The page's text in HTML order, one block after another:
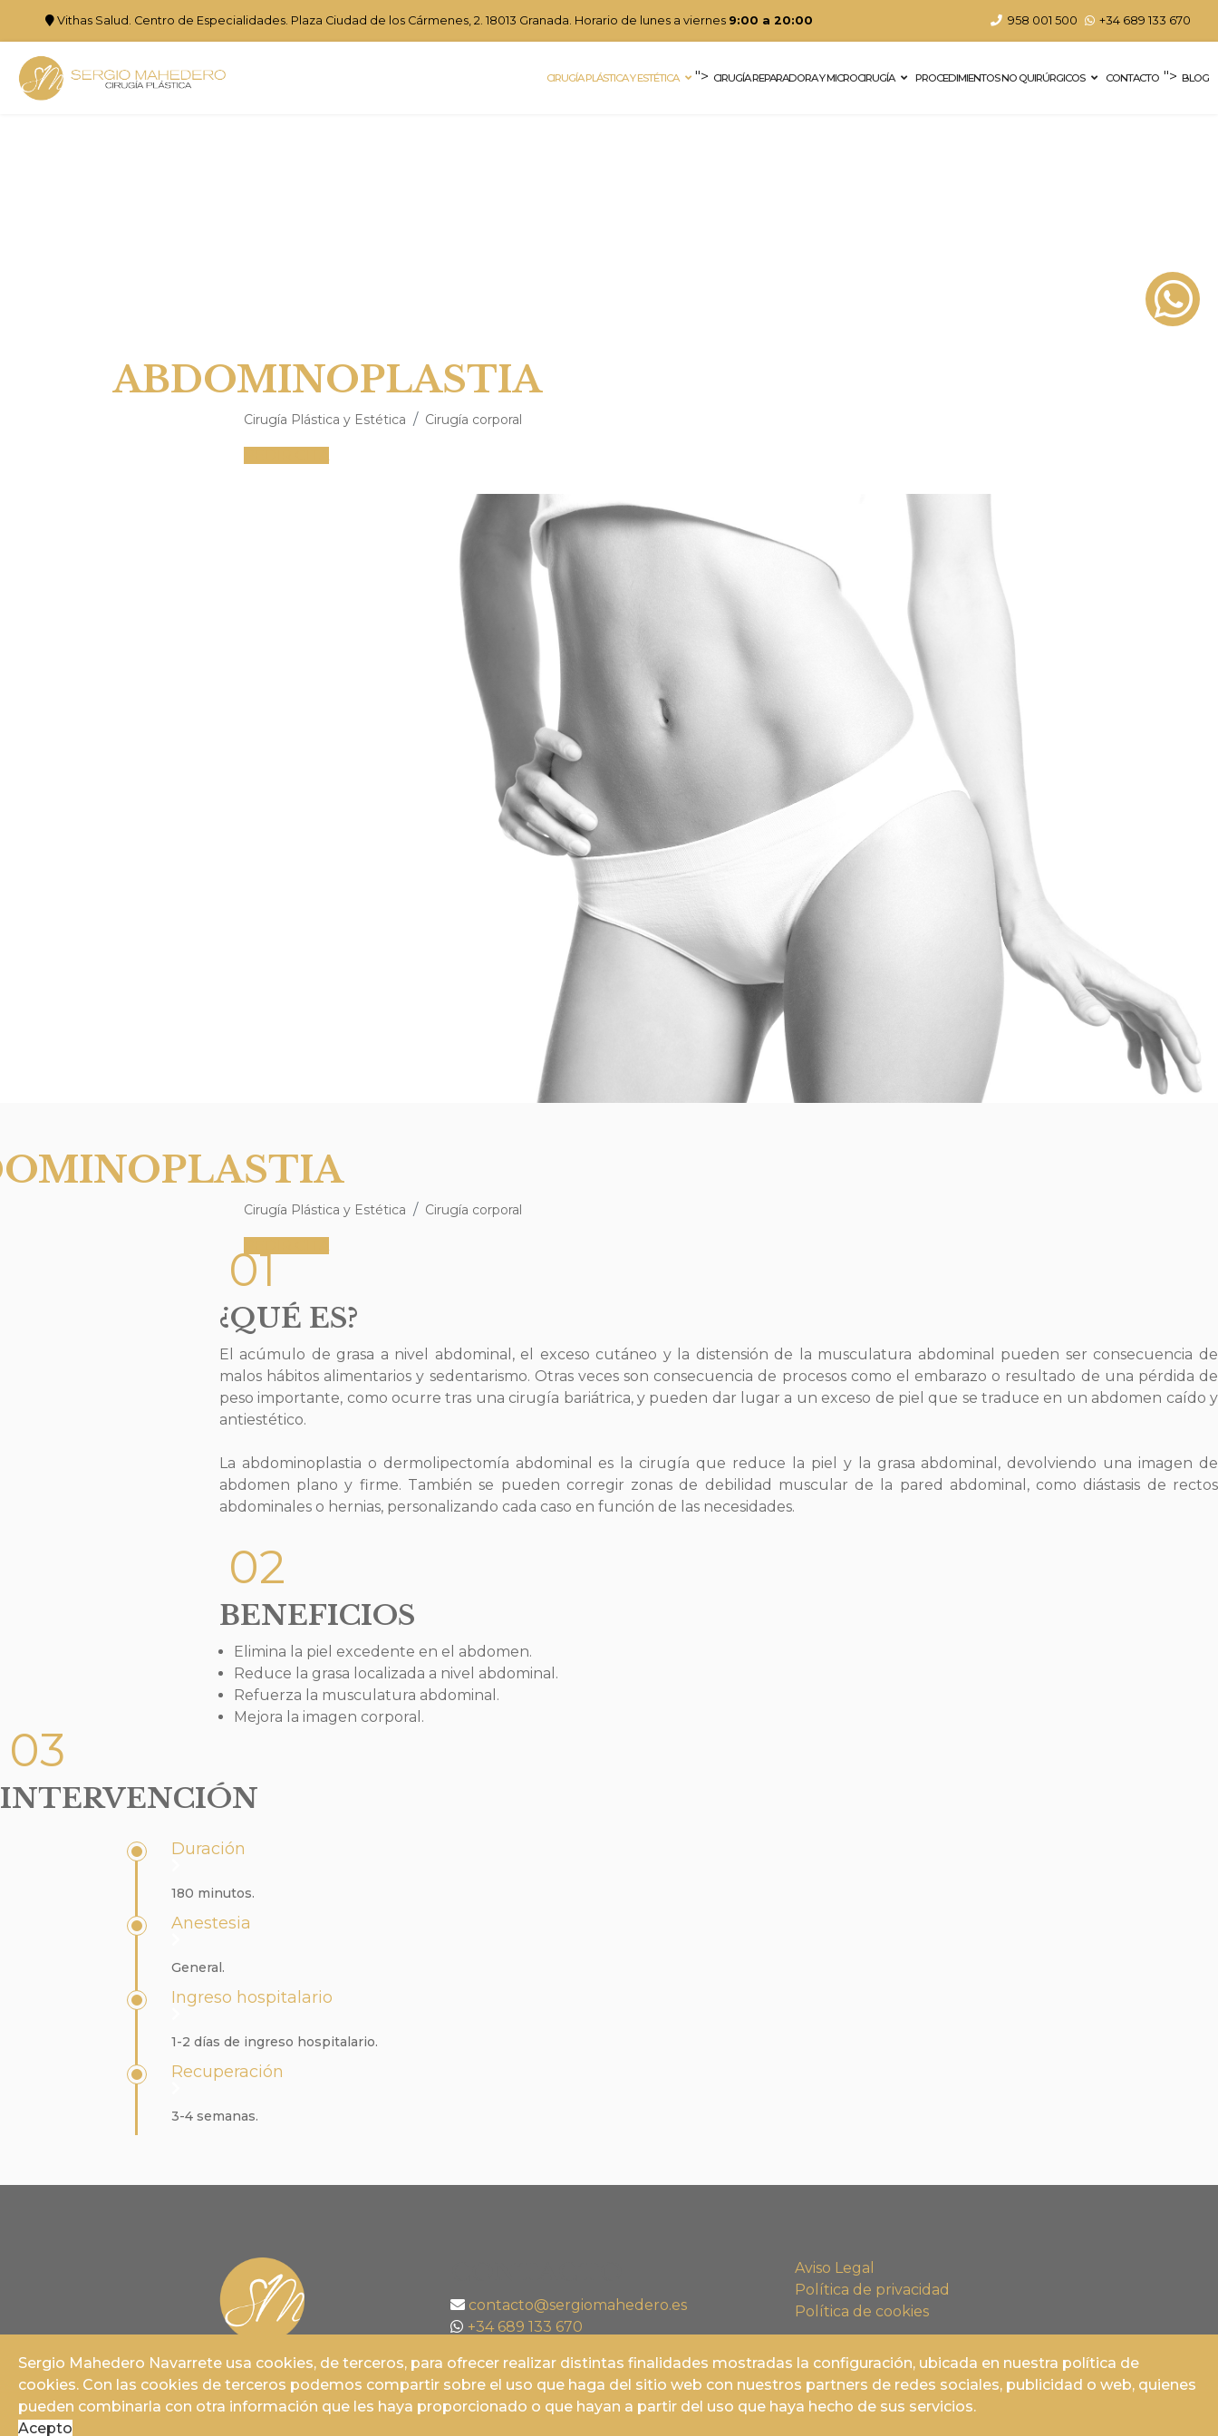
Vithas Salud. Centro de Especialidades. Plaza Ciudad de los Cármenes, 2. 18013 Granada. Horario de lunes a viernes 9:00 a 20:00 958 001 500 +34 689 133 670
CIRUGÍA PLÁSTICA Y ESTÉTICA "> CIRUGÍA REPARADORA Y MICROCIRUGÍA PROCEDIMIENTOS NO QUIRÚRGICOS CONTACTO "> BLOG
ABDOMINOPLASTIA
Cirugía Plástica y Estética Cirugía corporal
Cirugía Plástica y Estética Cirugía corporal
01
¿QUÉ ES?
El acúmulo de grasa a nivel abdominal, el exceso cutáneo y la distensión de la musculatura abdominal pueden ser consecuencia de
malos hábitos alimentarios y sedentarismo. Otras veces son consecuencia de procesos como el embarazo o resultado de una pérdida de
peso importante, como ocurre tras una cirugía bariátrica, y pueden dar lugar a un exceso de piel que se traduce en un abdomen caído y
antiestético.
La abdominoplastia o dermolipectomía abdominal es la cirugía que reduce la piel y la grasa abdominal, devolviendo una imagen de
abdomen plano y firme. También se pueden corregir zonas de debilidad muscular de la pared abdominal, como diástasis de rectos
abdominales o hernias, personalizando cada caso en función de las necesidades.
02
BENEFICIOS
Elimina la piel excedente en el abdomen.
Reduce la grasa localizada a nivel abdominal.
Refuerza la musculatura abdominal.
Mejora la imagen corporal.
03
INTERVENCIÓN
Duración
180 minutos.
Anestesia
General.
Ingreso hospitalario
1-2 días de ingreso hospitalario.
Recuperación
3-4 semanas.
contacto@sergiomahedero.es
+34 689 133 670
Plaza Ciudad de los Cármenes, 2. Granada.
958 001 500
Aviso Legal
Política de privacidad
Política de cookies
Sergio Mahedero Navarrete usa cookies, de terceros, para ofrecer realizar distintas finalidades mostradas la configuración, ubicada en nuestra política de
cookies. Con las cookies de terceros podemos compartir sobre el uso que haga del sitio web con nuestros partners de redes sociales, publicidad o web, quienes
pueden combinarla con otra información que les haya proporcionado o que hayan a partir del uso que haya hecho de sus servicios.
Acepto